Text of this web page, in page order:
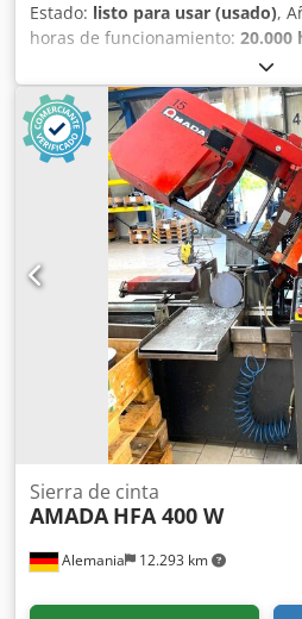
Estado: listo para usar (usado),
horas de funcionamiento: 20.000
, longitud
mm, anchura de la pieza (máx.):
TÉCNICOS Crodjw Swdiopfx
x 3.000 mm DETALLES DE LA
funcionamiento: 20.000 h
materiales Herramientas
Alemania 12.293 km
Sierra de cinta
AMADA HFA 400 W